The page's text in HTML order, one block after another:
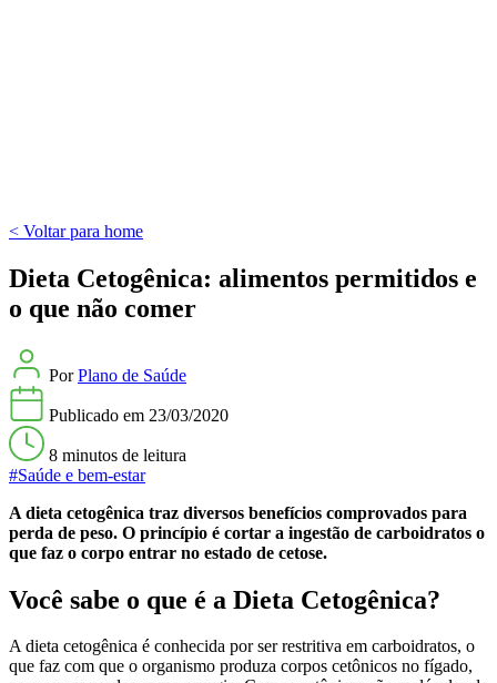
< Voltar para home
Dieta Cetogênica: alimentos permitidos e
o que não comer
PorPlano de Saúde
Publicado em 23/03/2020
8 minutos de leitura
#Saúde e bem-estar
A dieta cetogênica traz diversos benefícios comprovados para
perda de peso. O princípio é cortar a ingestão de carboidratos o
que faz o corpo entrar no estado de cetose.
Você sabe o que é a Dieta Cetogênica?
A dieta cetogênica é conhecida por ser restritiva em carboidratos, o
que faz com que o organismo produza corpos cetônicos no fígado,